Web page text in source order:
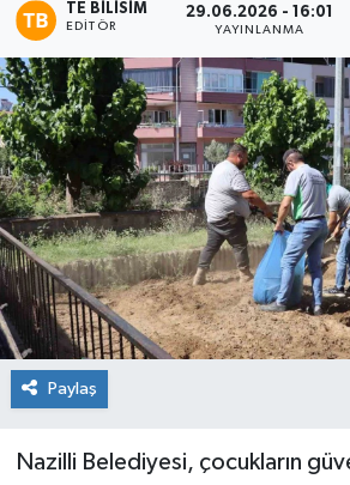
TE BILISIM
EDITÖR
29.06.2026 - 16:01
YAYINLANMA
Paylaş
Nazilli Belediyesi, çocukların